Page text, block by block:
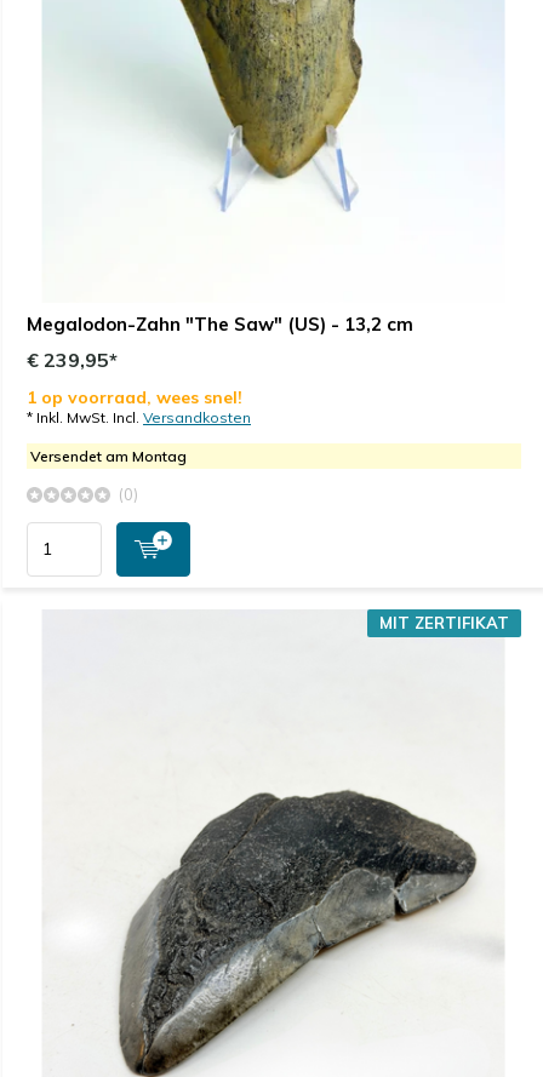
Megalodon-Zahn "The Saw" (US) - 13,2 cm
€ 239,95*
1 op voorraad, wees snel!
* Inkl. MwSt. Incl. Versandkosten
Versendet am Montag
(0)
MIT ZERTIFIKAT